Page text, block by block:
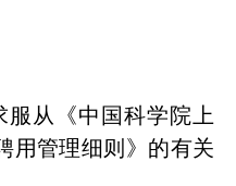
服从《中国科学院上
用管理细则》的有关